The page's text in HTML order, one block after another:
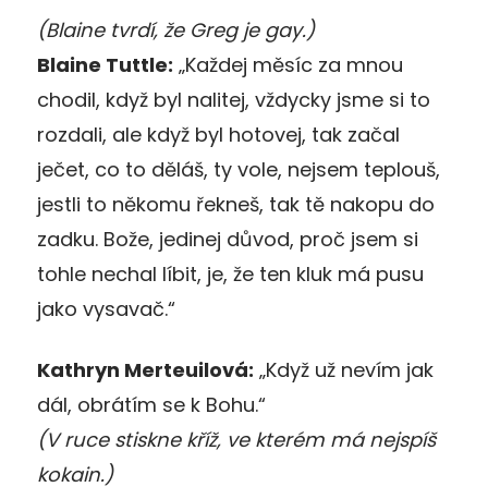
(Blaine tvrdí, že Greg je gay.)
Blaine Tuttle: „Každej měsíc za mnou
chodil, když byl nalitej, vždycky jsme si to
rozdali, ale když byl hotovej, tak začal
ječet, co to děláš, ty vole, nejsem teplouš,
jestli to někomu řekneš, tak tě nakopu do
zadku. Bože, jedinej důvod, proč jsem si
tohle nechal líbit, je, že ten kluk má pusu
jako vysavač.“
Kathryn Merteuilová: „Když už nevím jak
dál, obrátím se k Bohu.“
(V ruce stiskne kříž, ve kterém má nejspíš
kokain.)